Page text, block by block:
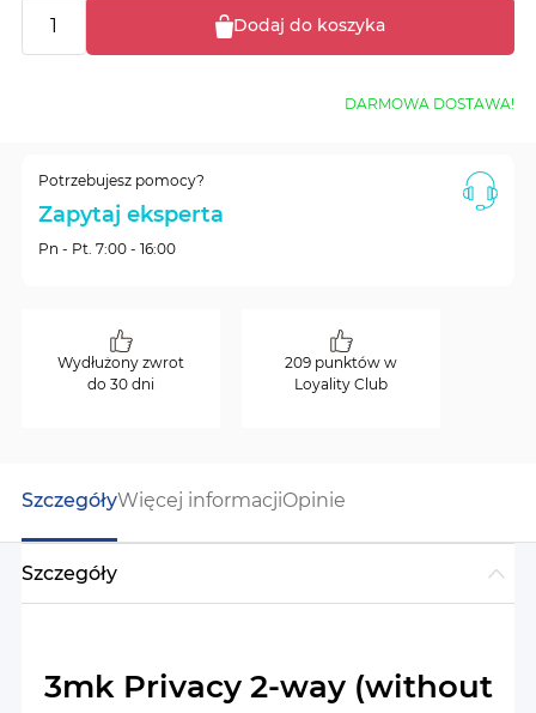
Dodaj do koszyka
DARMOWA DOSTAWA!
Potrzebujesz pomocy?
Zapytaj eksperta
Pn - Pt. 7:00 - 16:00
Wydłużony zwrot
do 30 dni
209 punktów w
Loyality Club
SzczegółyWięcej informacjiOpinie
Szczegóły
3mk Privacy 2-way (without